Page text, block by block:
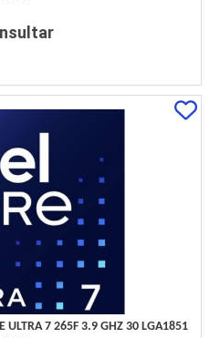
ULTRA 7 265F 3.9 GHZ 30 LGA1851